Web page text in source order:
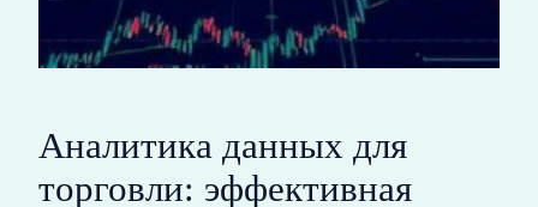
Аналитика данных для
торговли: эффективная